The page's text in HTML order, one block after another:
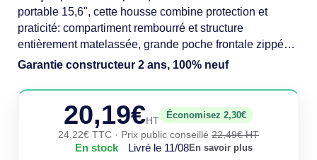
portable 15,6", cette housse combine protection et
praticité: compartiment rembourré et structure
entièrement matelassée, grande poche frontale zippée à
accès rapide pour chargeur et accessoires. Ultra légère
matériaux recyclés (r-PET & PET).
Garantie constructeur 2 ans, 100% neuf
20,19€HT
Économisez 2,30€
24,22€ TTC · Prix public conseillé 22,49€ HT
En stock Livré le 11/08En savoir plus